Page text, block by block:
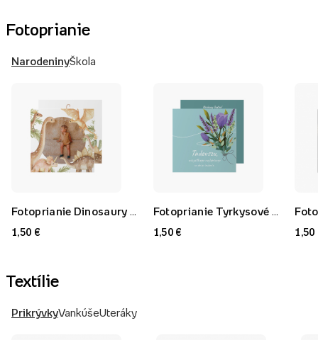
Fotoprianie
NarodeninyŠkola
Fotoprianie Dinosaury 2, 14x14 cm
1,50 €
Fotoprianie Tyrkysové meniny, 14x14 cm
1,50 €
1,50
Textílie
PrikrývkyVankúšeUteráky